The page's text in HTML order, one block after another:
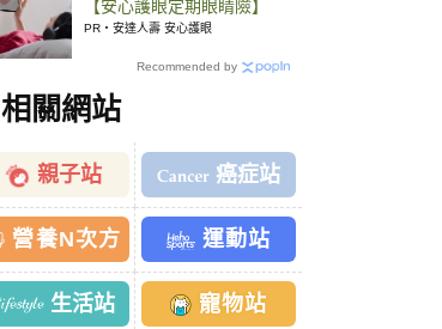
【安心護眼定期眼睛險】
PR・安達人壽 安心護眼
Recommended by
相關網站
親子站 癌症站
營養N次方 運動站
生活站 寵物站